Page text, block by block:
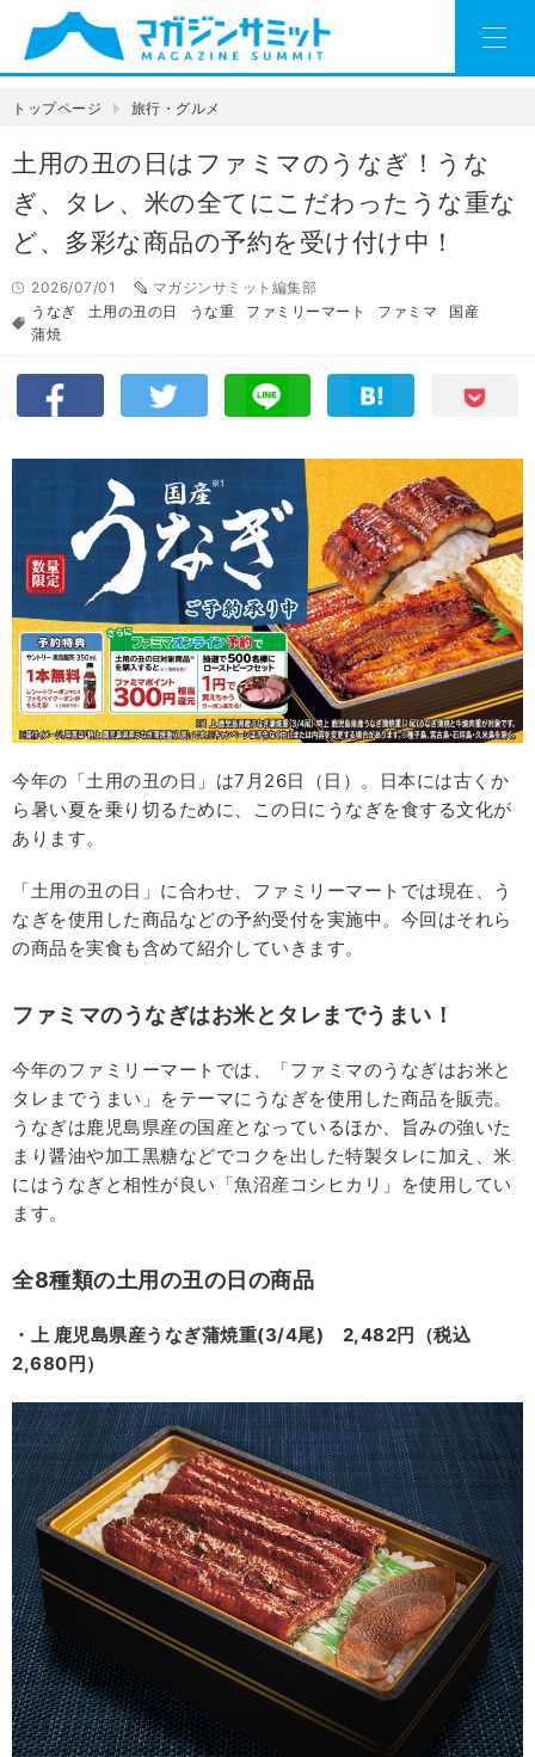
トップページ 旅行・グルメ
土用の丑の日はファミマのうなぎ！うな
ぎ、タレ、米の全てにこだわったうな重な
ど、多彩な商品の予約を受け付け中！
2026/07/01
マガジンサミット編集部
うなぎ
土用の丑の日 うな重 ファミリーマート ファミマ
国産
蒲焼
今年の「土用の丑の日」は7月26日（日）。日本には古くか
ら暑い夏を乗り切るために、この日にうなぎを食する文化が
あります。
「土用の丑の日」に合わせ、ファミリーマートでは現在、う
なぎを使用した商品などの予約受付を実施中。今回はそれら
の商品を実食も含めて紹介していきます。
ファミマのうなぎはお米とタレまでうまい！
今年のファミリーマートでは、「ファミマのうなぎはお米と
タレまでうまい」をテーマにうなぎを使用した商品を販売。
うなぎは鹿児島県産の国産となっているほか、旨みの強いた
まり醤油や加工黒糖などでコクを出した特製タレに加え、米
にはうなぎと相性が良い「魚沼産コシヒカリ」を使用してい
ます。
全8種類の土用の丑の日の商品
・上 鹿児島県産うなぎ蒲焼重(3/4尾) 2,482円（税込
2,680円）